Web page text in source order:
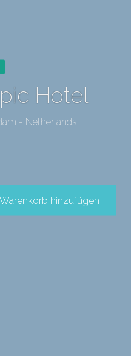
Hotel
- Netherlands